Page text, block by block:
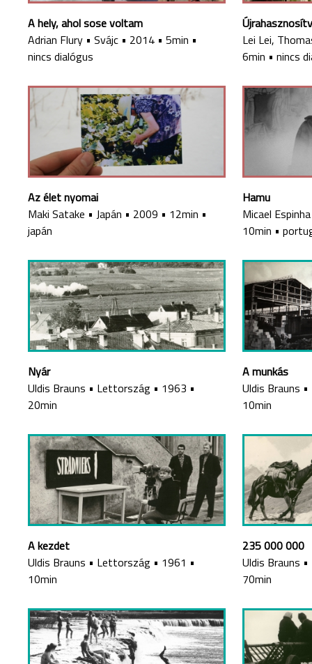
A hely, ahol sose voltam
Adrian Flury • Svájc • 2014 • 5min •
nincs dialógus
Lei Lei,
6min • nincs
Az élet nyomai
Maki Satake • Japán • 2009 • 12min •
japán
Hamu
Micael Espinha
10min •
Nyár
Uldis Brauns • Lettország • 1963 •
20min
A munkás
Uldis Brauns •
10min
A kezdet
Uldis Brauns • Lettország • 1961 •
10min
235 000 000
Uldis Brauns •
70min